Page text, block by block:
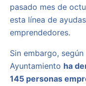
pasado mes de
esta línea de
emprendedores.
Sin embargo,
Ayuntamiento ha
145 personas